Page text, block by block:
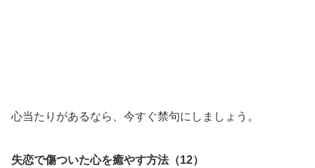
心当たりがあるなら、今すぐ禁句にしましょう。
失恋で傷ついた心を癒やす方法（12）